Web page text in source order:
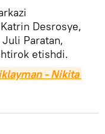
Desrosye,
Paratan,
etishdi.
- Nikita